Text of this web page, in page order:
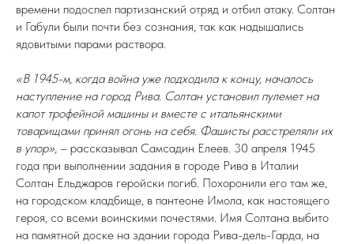
времени подоспел партизанский отряд и отбил атаку. Солтан
и Габули были почти без сознания, так как надышались
ядовитыми парами раствора.
«В 1945-м, когда война уже подходила к концу, началось
наступление на город Рива. Солтан установил пулемет на
капот трофейной машины и вместе с итальянскими
товарищами принял огонь на себя. Фашисты расстреляли их
в упор», – рассказывал Самсадин Елеев. 30 апреля 1945
года при выполнении задания в городе Рива в Италии
Солтан Ельджаров геройски погиб. Похоронили его там же,
на городском кладбище, в пантеоне Имола, как настоящего
героя, со всеми воинскими почестями. Имя Солтана выбито
на памятной доске на здании города Рива-дель-Гарда, на